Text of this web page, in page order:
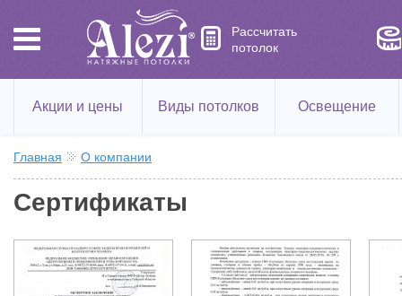
Рассчитать
потолок
Акции и цены Виды потолков Освещение
Главная О компании
Сертификаты